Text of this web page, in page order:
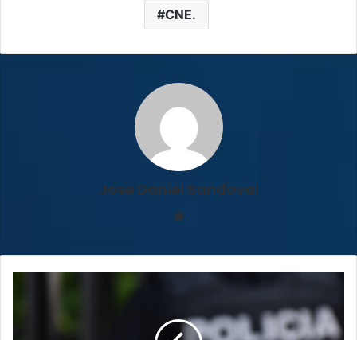
CNE.
Jose Daniel Sandoval